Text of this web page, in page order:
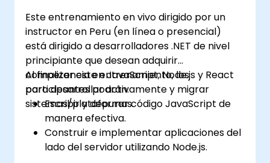
FastAPI.
Construir imágenes de contenedores e
implementar APIs web en un servidor en
la nube.
Este entrenamiento en vivo dirigido por un
instructor en Peru (en línea o presencial)
está dirigido a desarrolladores .NET de nivel
principiante que desean adquirir
competencia en JavaScript, Node.js y React
para desarrollar activamente y migrar
sistemas/plataformas.
Al finalizar este entrenamiento, los
participantes podrán:
Escribir y depurar código JavaScript de
manera efectiva.
Construir e implementar aplicaciones del
lado del servidor utilizando Node.js.